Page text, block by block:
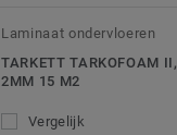
Laminaat ondervloeren
TARKETT TARKOFOAM II,
2MM 15 M2
Vergelijk